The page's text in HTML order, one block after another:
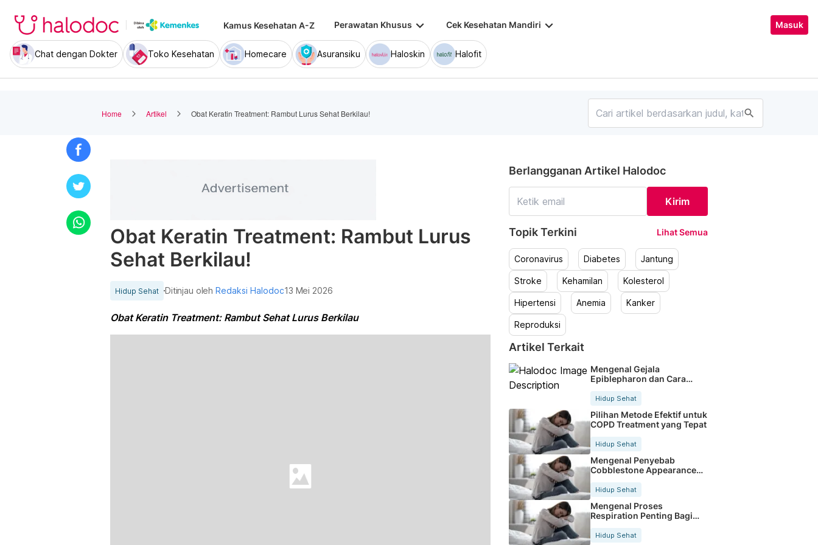
Kamus Kesehatan A-Z Perawatan Khusus keyboard_arrow_down Cek Kesehatan Mandiri keyboard_arrow_down Masuk
Chat dengan Dokter Toko Kesehatan Homecare Asuransiku Haloskin Halofit
Home Artikel Obat Keratin Treatment: Rambut Lurus Sehat Berkilau! search
Obat Keratin Treatment: Rambut Lurus
Sehat Berkilau!
Hidup Sehat Ditinjau olehRedaksi Halodoc13 Mei 2026
Obat Keratin Treatment: Rambut Sehat Lurus Berkilau
Berlangganan Artikel Halodoc
Kirim
Topik Terkini Lihat Semua
Coronavirus Diabetes Jantung
Stroke Kehamilan Kolesterol
Hipertensi Anemia Kanker
Reproduksi
Artikel Terkait
Mengenal Gejala
Epiblepharon dan Cara
Hidup Sehat
Pilihan Metode Efektif untuk
COPD Treatment yang Tepat
Hidup Sehat
Mengenal Penyebab
Cobblestone Appearance
Hidup Sehat
Mengenal Proses
Respiration Penting Bagi
Hidup Sehat